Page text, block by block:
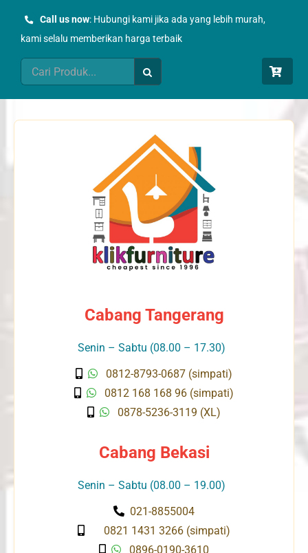
Call us now: Hubungi kami jika ada yang lebih murah,
kami selalu memberikan harga terbaik
Search
for:
Cabang Tangerang
Senin – Sabtu (08.00 – 17.30)
0812-8793-0687 (simpati)
0812 168 168 96 (simpati)
0878-5236-3119 (XL)
Cabang Bekasi
Senin – Sabtu (08.00 – 19.00)
021-8855004
0821 1431 3266 (simpati)
0896-0190-3610